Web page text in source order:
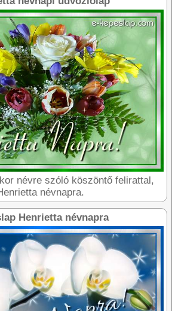
névre szóló köszöntő felirattal,
névnapra.
Henrietta névnapra